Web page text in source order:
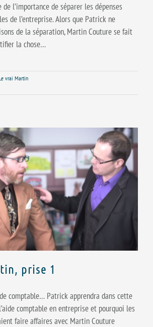
l’importance de séparer les dépenses
de l’entreprise. Alors que Patrick ne
de la séparation, Martin Couture se fait
la chose…
vrai Martin
prise 1
comptable… Patrick apprendra dans cette
comptable en entreprise et pourquoi les
faire affaires avec Martin Couture